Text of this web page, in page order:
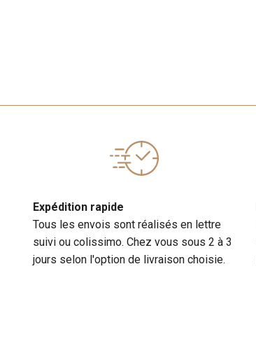
Expédition rapide
Tous les envois sont réalisés en lettre
suivi ou colissimo. Chez vous sous 2 à 3
jours selon l'option de livraison choisie.